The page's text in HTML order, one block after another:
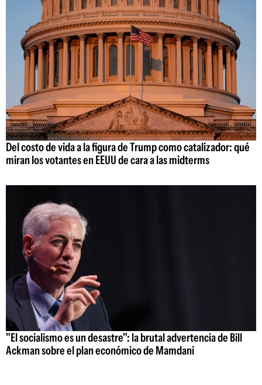
Del costo de vida a la figura de Trump como catalizador: qué
miran los votantes en EEUU de cara a las midterms
"El socialismo es un desastre": la brutal advertencia de Bill
Ackman sobre el plan económico de Mamdani